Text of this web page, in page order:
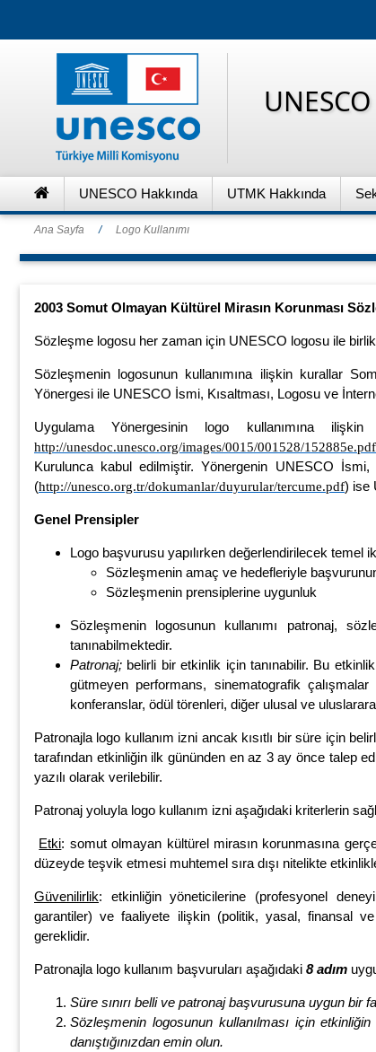
UNESCO Hakkında UTMK Hakkında
Ana Sayfa / Logo Kullanımı
2003 Somut Olmayan Kültürel Mirasın Korunması
Sözleşme logosu her zaman için UNESCO logosu ile
Sözleşmenin logosunun kullanımına ilişkin kurallar
Yönergesi ile UNESCO İsmi, Kısaltması, Logosu ve
Uygulama Yönergesinin logo kullanımına
http://unesdoc.unesco.org/images/0015/001528/152885e.pdf
Kurulunca kabul edilmiştir. Yönergenin UNESCO İsmi,
(http://unesco.org.tr/dokumanlar/duyurular/tercume.pdf) ise
Genel Prensipler
Logo başvurusu yapılırken değerlendirilecek temel
Sözleşmenin amaç ve hedefleriyle
Sözleşmenin prensiplerine uygunluk
Sözleşmenin logosunun kullanımı patronaj,
tanınabilmektedir.
Patronaj; belirli bir etkinlik için tanınabilir. Bu
gütmeyen performans, sinematografik
konferanslar, ödül törenleri, diğer ulusal ve
Patronajla logo kullanım izni ancak kısıtlı bir süre için
tarafından etkinliğin ilk gününden en az 3 ay önce talep
yazılı olarak verilebilir.
Patronaj yoluyla logo kullanım izni aşağıdaki kriterlerin
Etki: somut olmayan kültürel mirasın korunmasına
düzeyde teşvik etmesi muhtemel sıra dışı nitelikte
Güvenilirlik: etkinliğin yöneticilerine (profesyonel
garantiler) ve faaliyete ilişkin (politik, yasal, finansal
gereklidir.
Patronajla logo kullanım başvuruları aşağıdaki 8 adım
Süre sınırı belli ve patronaj başvurusuna uygun bir
Sözleşmenin logosunun kullanılması için
danıştığınızdan emin olun.